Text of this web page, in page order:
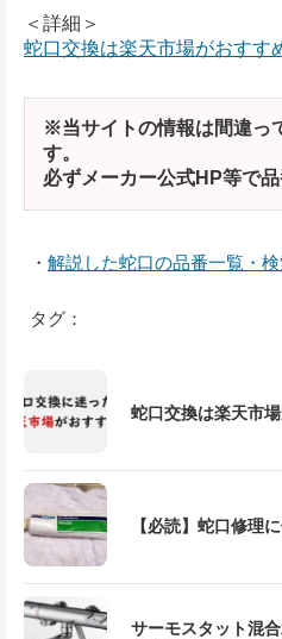
＜詳細＞
蛇口交換は楽天市場がおすす
※当サイトの情報は間違っ
す。
必ずメーカー公式HP等で品
・ 解説した蛇口の品番一覧・
タグ：
蛇口交換は楽天市
【必読】蛇口修理
サーモスタット混